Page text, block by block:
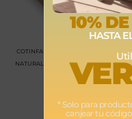
COTINFANT DOCO SLEEPING WOOD
NATURAL&BLANCO CON TEXTIL – STAR
MARCA: COTINFANT
10%
HASTA
* Solo para
canjear tu